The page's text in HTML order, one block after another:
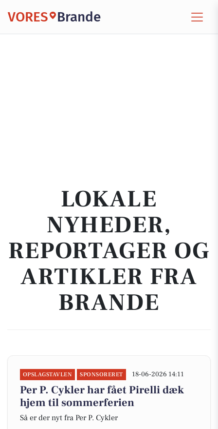
VORES Brande
LOKALE
NYHEDER,
REPORTAGER OG
ARTIKLER FRA
BRANDE
OPSLAGSTAVLEN SPONSORERET 18-06-2026 14:11
Per P. Cykler har fået Pirelli dæk
hjem til sommerferien
Så er der nyt fra Per P. Cykler